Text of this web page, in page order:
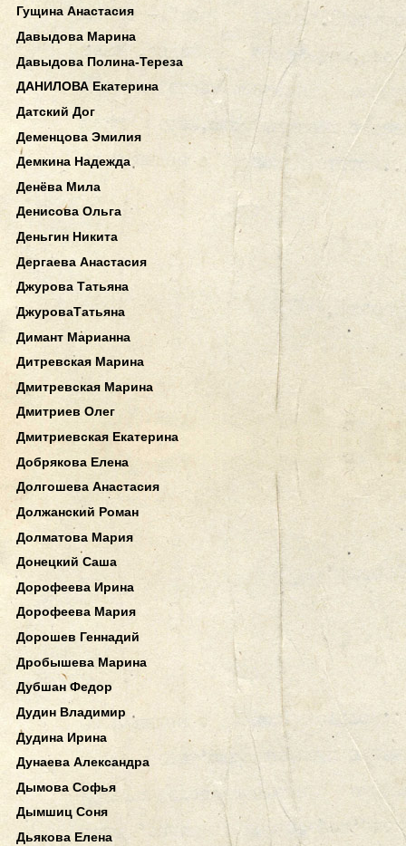
Гущина Анастасия
Давыдова Марина
Давыдова Полина-Тереза
ДАНИЛОВА Екатерина
Датский Дог
Деменцова Эмилия
Демкина Надежда
Денёва Мила
Денисова Ольга
Деньгин Никита
Дергаева Анастасия
Джурова Татьяна
ДжуроваТатьяна
Димант Марианна
Дитревская Марина
Дмитревская Марина
Дмитриев Олег
Дмитриевская Екатерина
Добрякова Елена
Долгошева Анастасия
Должанский Роман
Долматова Мария
Донецкий Саша
Дорофеева Ирина
Дорофеева Мария
Дорошев Геннадий
Дробышева Марина
Дубшан Федор
Дудин Владимир
Дудина Ирина
Дунаева Александра
Дымова Софья
Дымшиц Соня
Дьякова Елена